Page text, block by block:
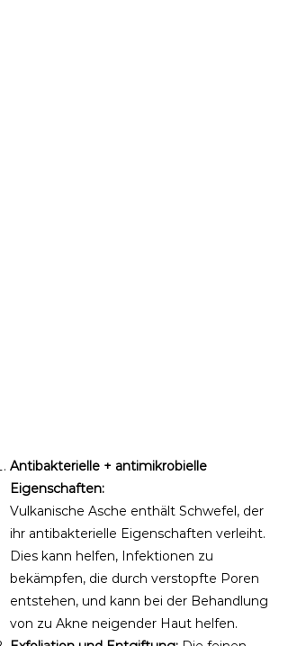
Antibakterielle + antimikrobielle
Eigenschaften:
Vulkanische Asche enthält Schwefel, der
ihr antibakterielle Eigenschaften verleiht.
Dies kann helfen, Infektionen zu
bekämpfen, die durch verstopfte Poren
entstehen, und kann bei der Behandlung
von zu Akne neigender Haut helfen.​